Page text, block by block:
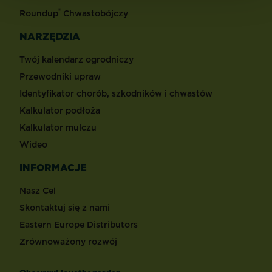
Roundup® Chwastobójczy
NARZĘDZIA
Twój kalendarz ogrodniczy
Przewodniki upraw
Identyfikator chorób, szkodników i chwastów
Kalkulator podłoża
Kalkulator mulczu
Wideo
INFORMACJE
Nasz Cel
Skontaktuj się z nami
Eastern Europe Distributors
Zrównoważony rozwój